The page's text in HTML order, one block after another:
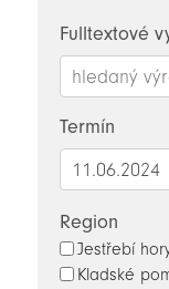
Fulltextové
Termín
Region
Jestřebí
Kladské